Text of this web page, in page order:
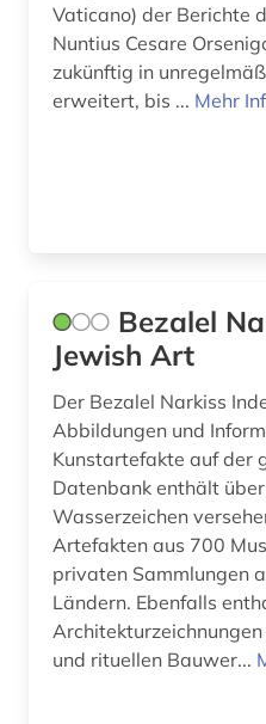
interreligiosität (1)
isaac (1)
islamische kunst (3)
islamische
islamisches recht (1)
Vaticano) der Berichte
Nuntius Cesare
zukünftig in
erweitert, bis ... Mehr
Bezalel
Jewish Art
Der Bezalel Narkiss
Abbildungen und
Kunstartefakte auf der
Datenbank enthält
Wasserzeichen
Artefakten aus 700
privaten Sammlungen
Ländern. Ebenfalls
und rituellen Bauwer...